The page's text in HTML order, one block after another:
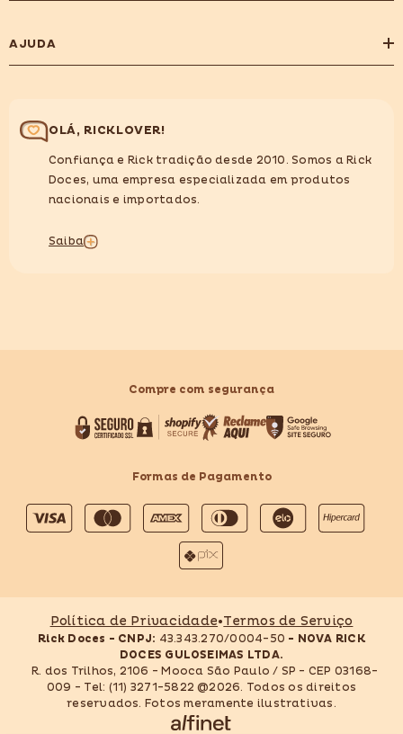
AJUDA
OLÁ, RICKLOVER!
Confiança e Rick tradição desde 2010. Somos a Rick
Doces, uma empresa especializada em produtos
nacionais e importados.
Saiba
Compre com segurança
Formas de Pagamento
Formas
pagamento
Política de Privacidade•Termos de Serviço
Rick Doces - CNPJ: 43.343.270/0004-50 - NOVA RICK
DOCES GULOSEIMAS LTDA.
R. dos Trilhos, 2106 - Mooca São Paulo / SP - CEP 03168-
009 - Tel: (11) 3271-5822 @2026. Todos os direitos
reservados. Fotos meramente ilustrativas.